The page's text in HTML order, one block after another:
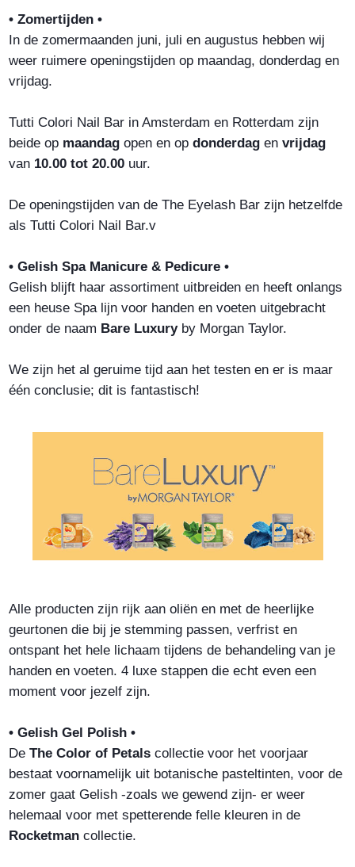
• Zomertijden •
In de zomermaanden juni, juli en augustus hebben wij
weer ruimere openingstijden op maandag, donderdag en
vrijdag.
Tutti Colori Nail Bar in Amsterdam en Rotterdam zijn
beide op maandag open en op donderdag en vrijdag
van 10.00 tot 20.00 uur.
De openingstijden van de The Eyelash Bar zijn hetzelfde
als Tutti Colori Nail Bar.v
• Gelish Spa Manicure & Pedicure •
Gelish blijft haar assortiment uitbreiden en heeft onlangs
een heuse Spa lijn voor handen en voeten uitgebracht
onder de naam Bare Luxuryby Morgan Taylor.
We zijn het al geruime tijd aan het testen en er is maar
één conclusie; dit is fantastisch!
Alle producten zijn rijk aan oliën en met de heerlijke
geurtonen die bij je stemming passen, verfrist en
ontspant het hele lichaam tijdens de behandeling van je
handen en voeten. 4 luxe stappen die echt even een
moment voor jezelf zijn.
• Gelish Gel Polish •
De The Color of Petals collectie voor het voorjaar
bestaat voornamelijk uit botanische pasteltinten, voor de
zomer gaat Gelish -zoals we gewend zijn- er weer
helemaal voor met spetterende felle kleuren in de
Rocketman collectie.